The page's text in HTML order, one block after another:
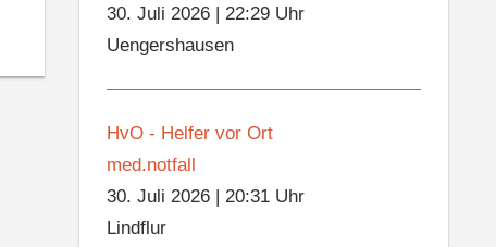
30. Juli 2026 |22:29 Uhr
Uengershausen
HvO - Helfer vor Ort
med.notfall
30. Juli 2026 |20:31 Uhr
Lindflur